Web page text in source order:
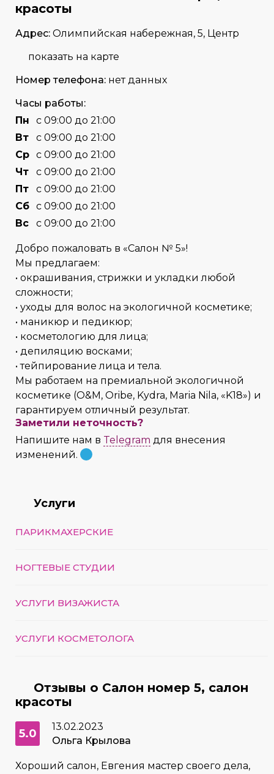
красоты
Адрес: Олимпийская набережная, 5, Центр
показать на карте
Номер телефона: нет данных
Часы работы:
Пн
с 09:00 до 21:00
Вт
с 09:00 до 21:00
Cр с 09:00 до 21:00
Чт
с 09:00 до 21:00
Пт
с 09:00 до 21:00
Сб с 09:00 до 21:00
Вс
с 09:00 до 21:00
Добро пожаловать в «Салон № 5»!
Мы предлагаем:
• окрашивания, стрижки и укладки любой
сложности;
• уходы для волос на экологичной косметике;
• маникюр и педикюр;
• косметологию для лица;
• депиляцию восками;
• тейпирование лица и тела.
Мы работаем на премиальной экологичной
косметике (O&M, Oribe, Kydra, Maria Nila, «K18») и
гарантируем отличный результат.
Заметили неточность?
Напишите нам в Telegram для внесения
изменений.
Услуги
ПАРИКМАХЕРСКИЕ
НОГТЕВЫЕ СТУДИИ
УСЛУГИ ВИЗАЖИСТА
УСЛУГИ КОСМЕТОЛОГА
Отзывы о Салон номер 5, салон
красоты
5.0
13.02.2023
Ольга Крылова
Хороший салон, Евгения мастер своего дела,